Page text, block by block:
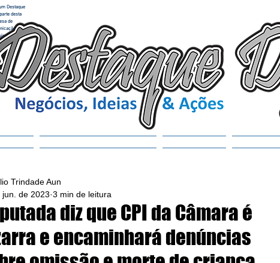
Destaque
desta
de
e
diz que CPI da Câmara é
e encaminhará denúncias
Trindade Aun
jun. de 2023 3 min de leitura